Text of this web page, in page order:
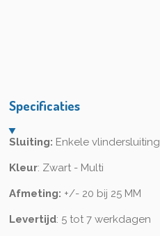
Specificaties
Sluiting: Enkele vlindersluiting
Kleur: Zwart - Multi
Afmeting: +/- 20 bij 25 MM
Levertijd: 5 tot 7 werkdagen